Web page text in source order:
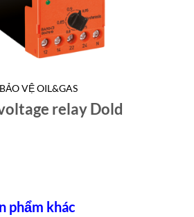
VỆ OIL&GAS
relay Dold
phẩm khác